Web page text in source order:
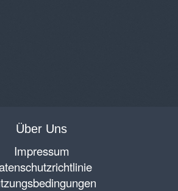
Über Uns
Impressum